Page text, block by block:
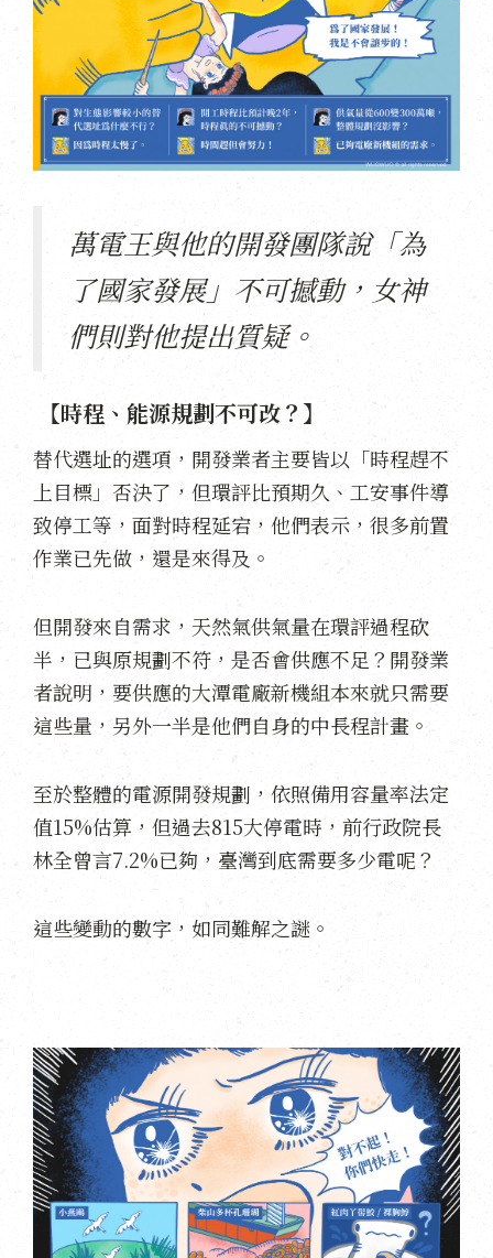
萬電王與他的開發團隊說「為
了國家發展」不可撼動，女神
們則對他提出質疑。
【時程、能源規劃不可改？】
替代選址的選項，開發業者主要皆以「時程趕不
上目標」否決了，但環評比預期久、工安事件導
致停工等，面對時程延宕，他們表示，很多前置
作業已先做，還是來得及。
但開發來自需求，天然氣供氣量在環評過程砍
半，已與原規劃不符，是否會供應不足？開發業
者說明，要供應的大潭電廠新機組本來就只需要
這些量，另外一半是他們自身的中長程計畫。
至於整體的電源開發規劃，依照備用容量率法定
值15%估算，但過去815大停電時，前行政院長
林全曾言7.2%已夠，臺灣到底需要多少電呢？
這些變動的數字，如同難解之謎。